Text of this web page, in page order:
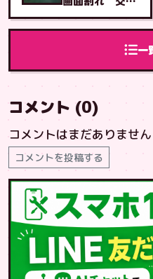
で元通り
一
コメント (0)
コメントはまだありません
コメントを投稿する